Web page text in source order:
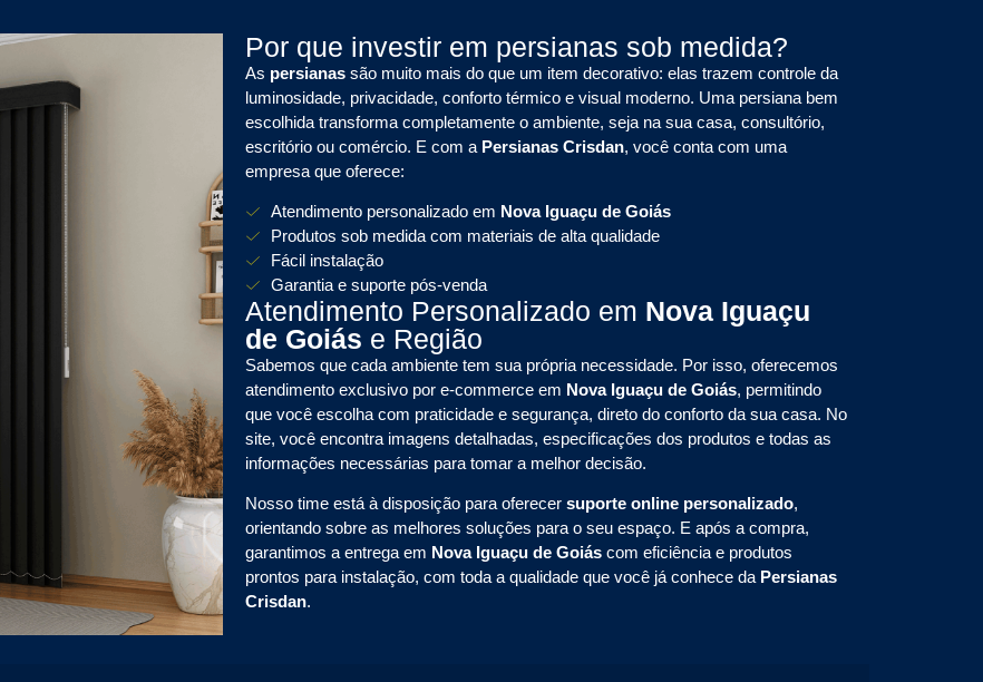
Por que investir em persianas sob medida?
As persianas são muito mais do que um item decorativo: elas trazem controle da
luminosidade, privacidade, conforto térmico e visual moderno. Uma persiana bem
escolhida transforma completamente o ambiente, seja na sua casa, consultório,
escritório ou comércio. E com a Persianas Crisdan, você conta com uma
empresa que oferece:
Atendimento personalizado em Nova Iguaçu de Goiás
Produtos sob medida com materiais de alta qualidade
Fácil instalação
Garantia e suporte pós-venda
Atendimento Personalizado em Nova Iguaçu
de Goiás e Região
Sabemos que cada ambiente tem sua própria necessidade. Por isso, oferecemos
atendimento exclusivo por e-commerce em Nova Iguaçu de Goiás, permitindo
que você escolha com praticidade e segurança, direto do conforto da sua casa. No
site, você encontra imagens detalhadas, especificações dos produtos e todas as
informações necessárias para tomar a melhor decisão.
Nosso time está à disposição para oferecer suporte online personalizado,
orientando sobre as melhores soluções para o seu espaço. E após a compra,
garantimos a entrega em Nova Iguaçu de Goiás com eficiência e produtos
prontos para instalação, com toda a qualidade que você já conhece da Persianas
Crisdan.